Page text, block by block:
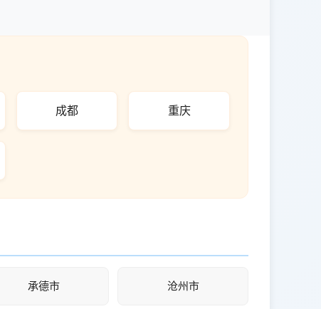
成都 重庆
承德市 沧州市